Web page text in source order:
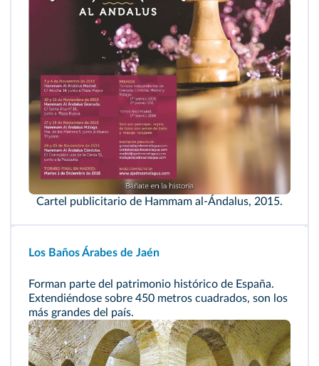
Cartel publicitario de Hammam al-Ándalus, 2015.
Los Baños Árabes de Jaén
Forman parte del patrimonio histórico de España.
Extendiéndose sobre 450 metros cuadrados, son los
más grandes del país.